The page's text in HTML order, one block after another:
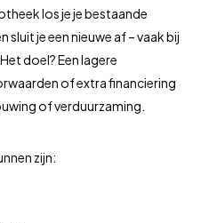
los je je bestaande
je een nieuwe af – vaak bij
doel? Een lagere
of extra financiering
of verduurzaming.
zijn: